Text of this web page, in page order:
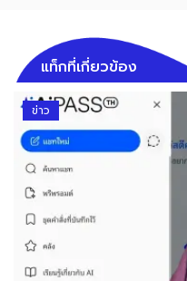
แท็กที่เกี่ยวข้อง
ข่าว